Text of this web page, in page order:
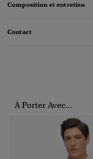
Composition et entretien
Contact
À Porter Avec...